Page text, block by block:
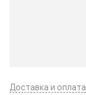
Доставка и оплата